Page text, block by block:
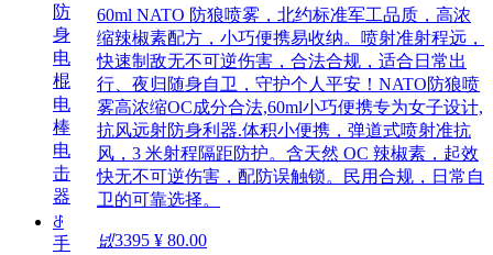
60ml NATO 防狼喷雾，北约标准军工品质，高浓
缩辣椒素配方，小巧便携易收纳。喷射准射程远，
快速制敌无不可逆伤害，合法合规，适合日常出
行、夜归随身自卫，守护个人平安！NATO防狼喷
雾高浓缩OC成分合法,60ml小巧便携专为女子设计,
抗风远射防身利器.体积小便携，弹道式喷射准抗
风，3 米射程隔距防护。含天然 OC 辣椒素，起效
快无不可逆伤害，配防误触锁。民用合规，日常自
卫的可靠选择。
넶3395 ¥ 80.00
防
身
电
棍
电
棒
电
击
器
ꁕ
手